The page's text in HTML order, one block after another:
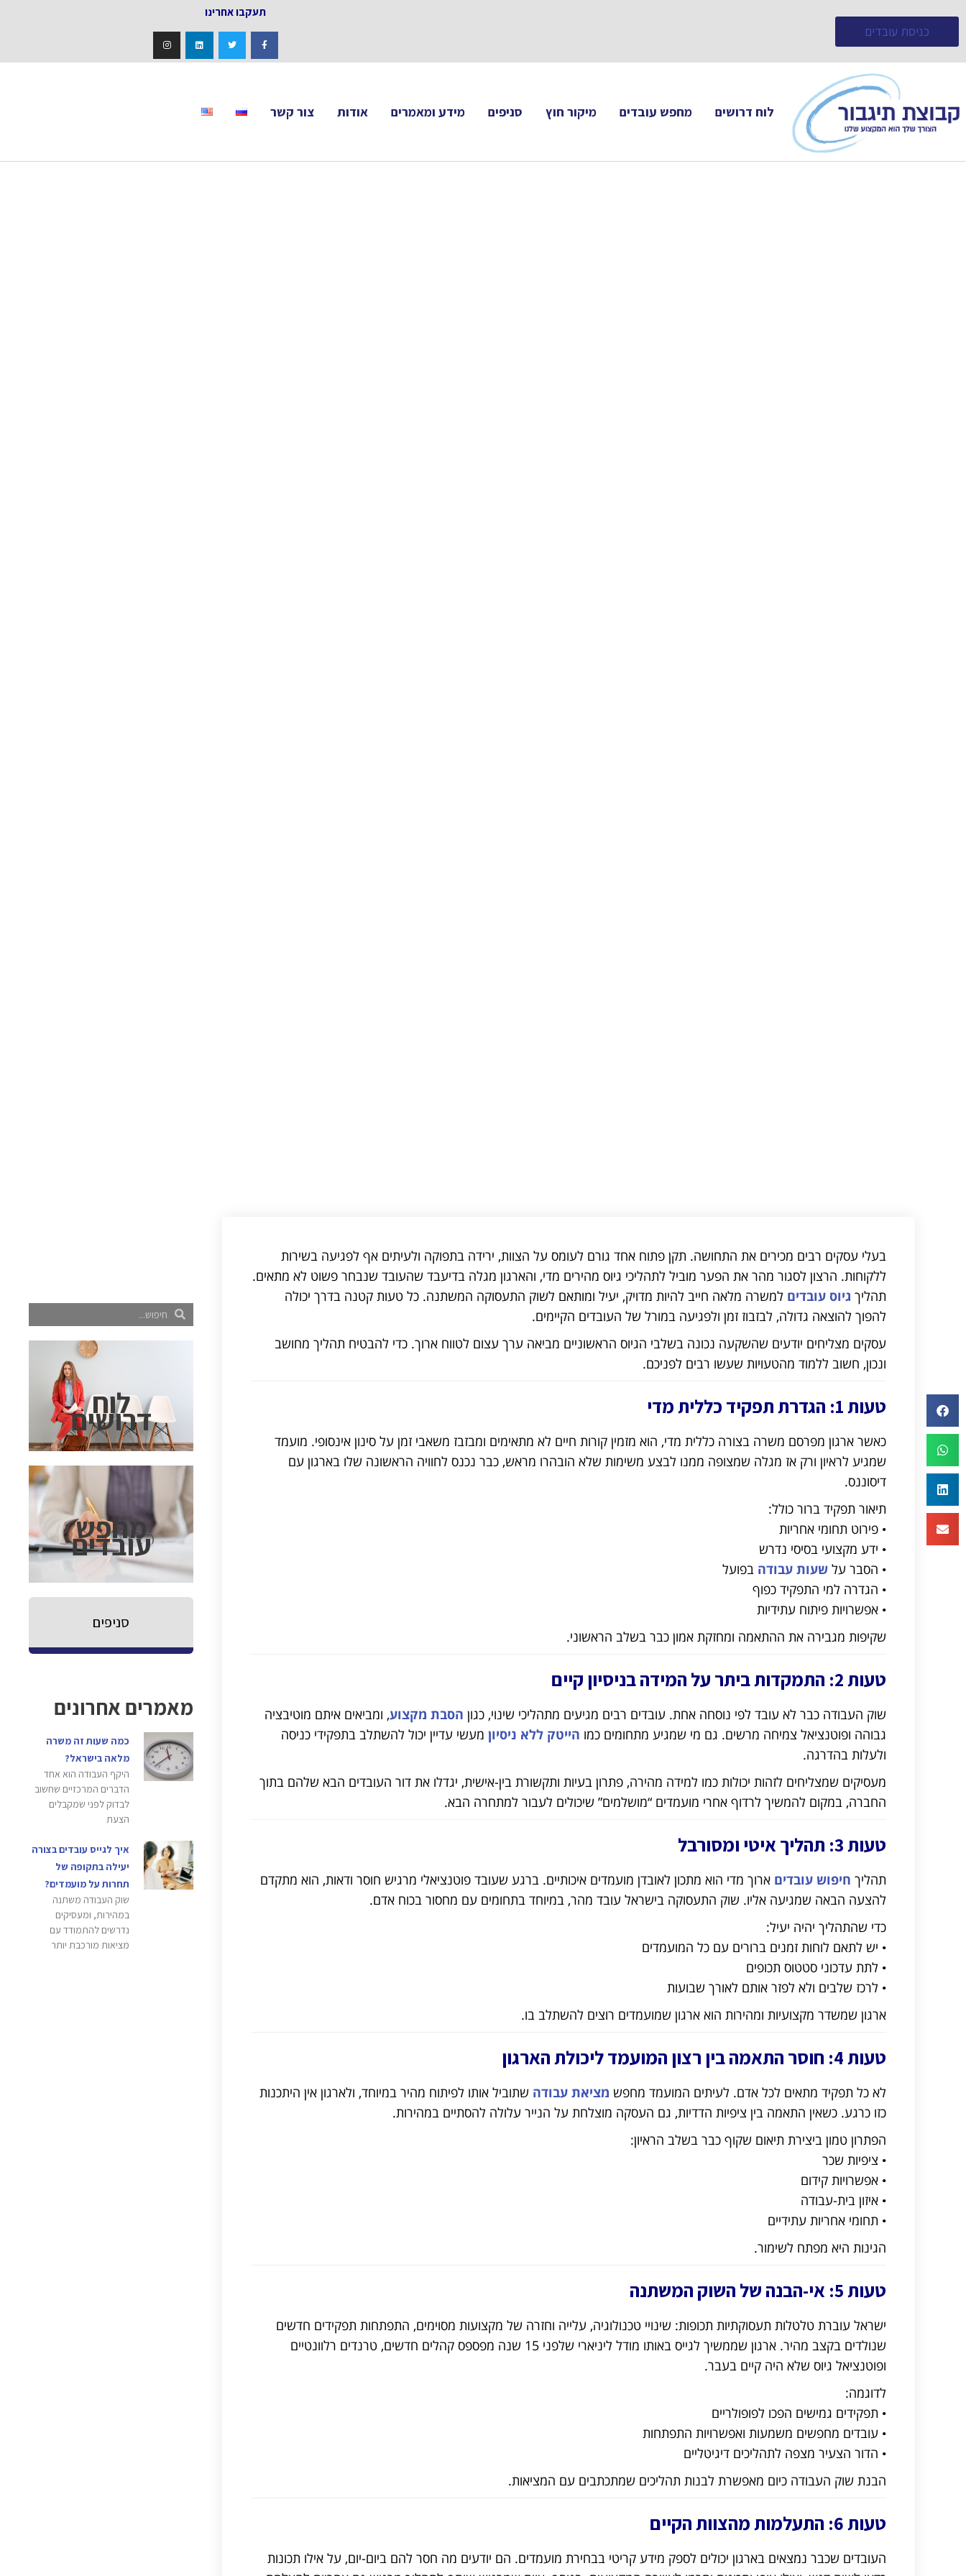
כניסת עובדים
תעקבו אחרינו
לוח דרושים מחפש עובדים מיקור חוץ סניפים מידע ומאמרים אודות צור קשר
בעלי עסקים רבים מכירים את התחושה. תקן פתוח אחד גורם לעומס על הצוות, ירידה בתפוקה ולעיתים אף לפגיעה בשירות
ללקוחות. הרצון לסגור מהר את הפער מוביל לתהליכי גיוס מהירים מדי, והארגון מגלה בדיעבד שהעובד שנבחר פשוט לא מתאים.
תהליך גיוס עובדים למשרה מלאה חייב להיות מדויק, יעיל ומותאם לשוק התעסוקה המשתנה. כל טעות קטנה בדרך יכולה
להפוך להוצאה גדולה, לבזבוז זמן ולפגיעה במורל של העובדים הקיימים.
עסקים מצליחים יודעים שהשקעה נכונה בשלבי הגיוס הראשוניים מביאה ערך עצום לטווח ארוך. כדי להבטיח תהליך מחושב
ונכון, חשוב ללמוד מהטעויות שעשו רבים לפניכם.
טעות 1: הגדרת תפקיד כללית מדי
כאשר ארגון מפרסם משרה בצורה כללית מדי, הוא מזמין קורות חיים לא מתאימים ומבזבז משאבי זמן על סינון אינסופי. מועמד
שמגיע לראיון ורק אז מגלה שמצופה ממנו לבצע משימות שלא הובהרו מראש, כבר נכנס לחוויה הראשונה שלו בארגון עם
דיסוננס.
תיאור תפקיד ברור כולל:
• פירוט תחומי אחריות
• ידע מקצועי בסיסי נדרש
• הסבר על שעות עבודה בפועל
• הגדרה למי התפקיד כפוף
• אפשרויות פיתוח עתידיות
שקיפות מגבירה את ההתאמה ומחזקת אמון כבר בשלב הראשוני.
טעות 2: התמקדות ביתר על המידה בניסיון קיים
שוק העבודה כבר לא עובד לפי נוסחה אחת. עובדים רבים מגיעים מתהליכי שינוי, כגון הסבת מקצוע, ומביאים איתם מוטיבציה
גבוהה ופוטנציאל צמיחה מרשים. גם מי שמגיע מתחומים כמו הייטק ללא ניסיוןמעשי עדיין יכול להשתלב בתפקידי כניסה
ולעלות בהדרגה.
מעסיקים שמצליחים לזהות יכולות כמו למידה מהירה, פתרון בעיות ותקשורת בין-אישית, יגדלו את דור העובדים הבא שלהם בתוך
החברה, במקום להמשיך לרדוף אחרי מועמדים “מושלמים” שיכולים לעבור למתחרה הבא.
טעות 3: תהליך איטי ומסורבל
תהליך חיפוש עובדים ארוך מדי הוא מתכון לאובדן מועמדים איכותיים. ברגע שעובד פוטנציאלי מרגיש חוסר ודאות, הוא מתקדם
להצעה הבאה שמגיעה אליו. שוק התעסוקה בישראל עובד מהר, במיוחד בתחומים עם מחסור בכוח אדם.
כדי שהתהליך יהיה יעיל:
• יש לתאם לוחות זמנים ברורים עם כל המועמדים
• לתת עדכוני סטטוס תכופים
• לרכז שלבים ולא לפזר אותם לאורך שבועות
ארגון שמשדר מקצועיות ומהירות הוא ארגון שמועמדים רוצים להשתלב בו.
טעות 4: חוסר התאמה בין רצון המועמד ליכולת הארגון
לא כל תפקיד מתאים לכל אדם. לעיתים המועמד מחפש מציאת עבודה שתוביל אותו לפיתוח מהיר במיוחד, ולארגון אין היתכנות
כזו כרגע. כשאין התאמה בין ציפיות הדדיות, גם העסקה מוצלחת על הנייר עלולה להסתיים במהירות.
הפתרון טמון ביצירת תיאום שקוף כבר בשלב הראיון:
• ציפיות שכר
• אפשרויות קידום
• איזון בית-עבודה
• תחומי אחריות עתידיים
הגינות היא מפתח לשימור.
טעות 5: אי-הבנה של השוק המשתנה
ישראל עוברת טלטלות תעסוקתיות תכופות: שינויי טכנולוגיה, עלייה וחזרה של מקצועות מסוימים, התפתחות תפקידים חדשים
שנולדים בקצב מהיר. ארגון שממשיך לגייס באותו מודל ליניארי שלפני 15 שנה מפספס קהלים חדשים, טרנדים רלוונטיים
ופוטנציאל גיוס שלא היה קיים בעבר.
לדוגמה:
• תפקידים גמישים הפכו לפופולריים
• עובדים מחפשים משמעות ואפשרויות התפתחות
• הדור הצעיר מצפה לתהליכים דיגיטליים
הבנת שוק העבודה כיום מאפשרת לבנות תהליכים שמתכתבים עם המציאות.
טעות 6: התעלמות מהצוות הקיים
העובדים שכבר נמצאים בארגון יכולים לספק מידע קריטי בבחירת מועמדים. הם יודעים מה חסר להם ביום-יום, על אילו תכונות
לוח
דרושים
מחפש
עובדים
סניפים
מאמרים אחרונים
כמה שעות זה משרה
מלאה בישראל?
היקף העבודה הוא אחד
הדברים המרכזיים שחשוב
לבדוק לפני שמקבלים
הצעת
איך לגייס עובדים בצורה
יעילה בתקופה של
תחרות על מועמדים?
שוק העבודה משתנה
במהירות, ומעסיקים
נדרשים להתמודד עם
מציאות מורכבת יותר